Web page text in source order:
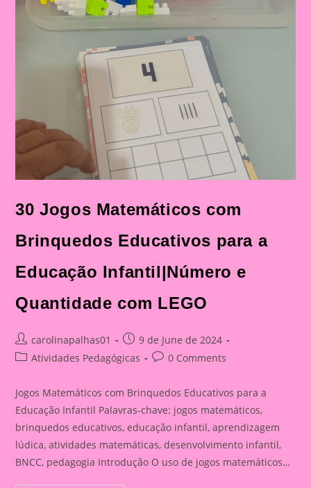
30 Jogos Matemáticos com
Brinquedos Educativos para a
Educação Infantil|Número e
Quantidade com LEGO
Post
author:
carolinapalhas01
Post
published:
9 de June de 2024
PostAtividades Pedagógicas
Post0 Comments
Jogos Matemáticos com Brinquedos Educativos para a
Educação Infantil Palavras-chave: jogos matemáticos,
brinquedos educativos, educação infantil, aprendizagem
lúdica, atividades matemáticas, desenvolvimento infantil,
BNCC, pedagogia Introdução O uso de jogos matemáticos…